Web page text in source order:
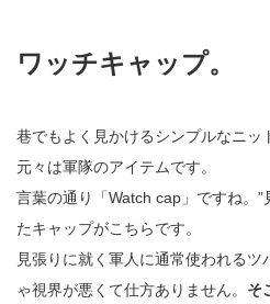
ワッチキャップ。
巷でもよく見かけるシンプルなニッ
元々は軍隊のアイテムです。
言葉の通り「Watch cap」ですね。
たキャップがこちらです。
見張りに就く軍人に通常使われるツ
ゃ視界が悪くて仕方ありません。 そ